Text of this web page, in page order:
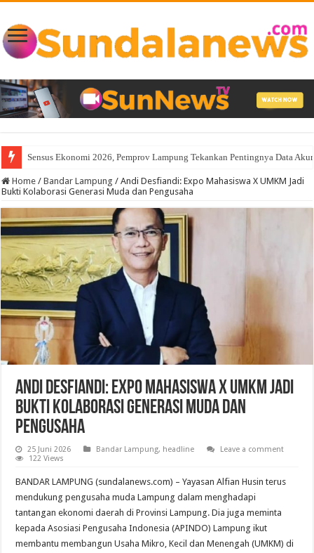
Sensus Ekonomi 2026, Pemprov Lampung Tekankan Pentingnya Data
Home / Bandar Lampung / Andi Desfiandi: Expo Mahasiswa X UMKM Jadi
Bukti Kolaborasi Generasi Muda dan Pengusaha
Andi Desfiandi: Expo Mahasiswa X UMKM Jadi
Bukti Kolaborasi Generasi Muda dan
Pengusaha
25 Juni 2026 Bandar Lampung, headline
Leave a comment
122 Views
BANDAR LAMPUNG (sundalanews.com) – Yayasan Alfian Husin terus
mendukung pengusaha muda Lampung dalam menghadapi
tantangan ekonomi daerah di Provinsi Lampung. Dia juga meminta
kepada Asosiasi Pengusaha Indonesia (APINDO) Lampung ikut
membantu membangun Usaha Mikro, Kecil dan Menengah (UMKM) di